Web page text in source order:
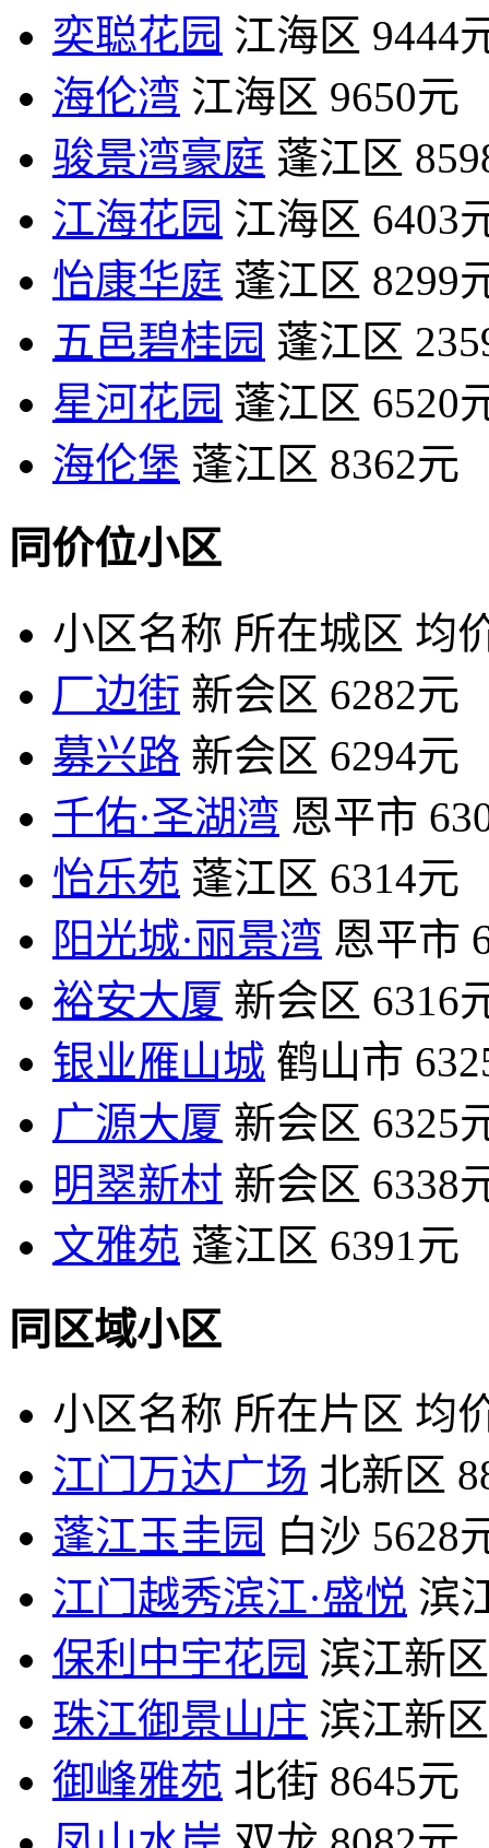
奕聪花园 江海区 9444
海伦湾 江海区 9650元
骏景湾豪庭 蓬江区
江海花园 江海区 6403
怡康华庭 蓬江区 8299
五邑碧桂园 蓬江区
星河花园 蓬江区 6520
海伦堡 蓬江区 8362元
同价位小区
小区名称 所在城区 均
厂边街 新会区 6282元
募兴路 新会区 6294元
千佑·圣湖湾 恩平市
怡乐苑 蓬江区 6314元
阳光城·丽景湾 恩平市
裕安大厦 新会区 6316
银业雁山城 鹤山市
广源大厦 新会区 6325
明翠新村 新会区 6338
文雅苑 蓬江区 6391元
同区域小区
小区名称 所在片区 均
江门万达广场 北新区
蓬江玉圭园 白沙 5628
江门越秀滨江·盛悦 滨
保利中宇花园 滨江新区
珠江御景山庄 滨江新区
御峰雅苑 北街 8645元